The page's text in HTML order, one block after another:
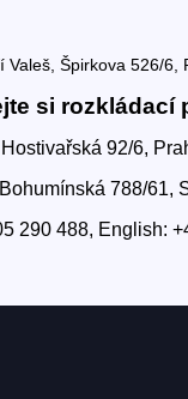
Valeš, Špirkova 526/6,
si rozkládací
Hostivařská 92/6,
Bohumínská 788/61,
290 488, English: